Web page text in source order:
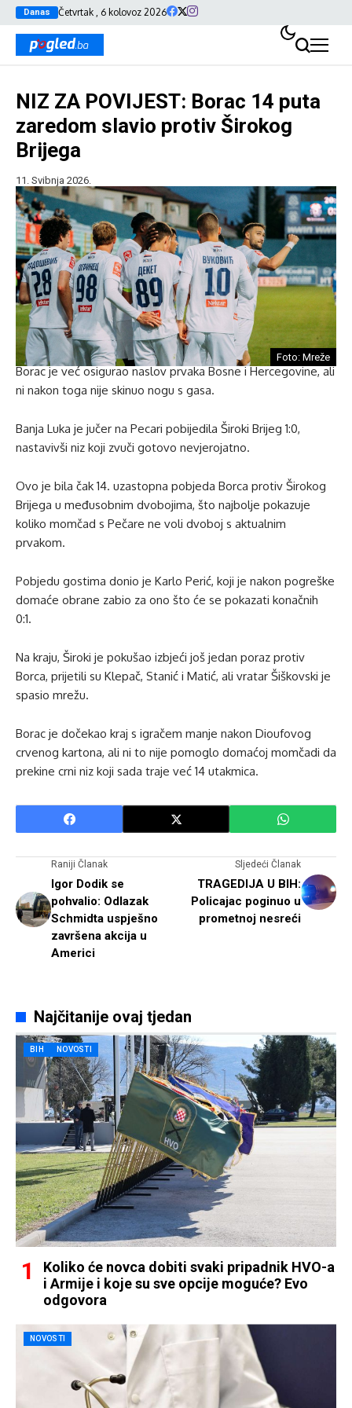
Danas Četvrtak , 6 kolovoz 2026
NIZ ZA POVIJEST: Borac 14 puta
zaredom slavio protiv Širokog
Brijega
11. Svibnja 2026.
Foto: Mreže
Borac je već osigurao naslov prvaka Bosne i Hercegovine, ali
ni nakon toga nije skinuo nogu s gasa.
Banja Luka je jučer na Pecari pobijedila Široki Brijeg 1:0,
nastavivši niz koji zvuči gotovo nevjerojatno.
Ovo je bila čak 14. uzastopna pobjeda Borca protiv Širokog
Brijega u međusobnim dvobojima, što najbolje pokazuje
koliko momčad s Pečare ne voli dvoboj s aktualnim
prvakom.
Pobjedu gostima donio je Karlo Perić, koji je nakon pogreške
domaće obrane zabio za ono što će se pokazati konačnih
0:1.
Na kraju, Široki je pokušao izbjeći još jedan poraz protiv
Borca, prijetili su Klepač, Stanić i Matić, ali vratar Šiškovski je
spasio mrežu.
Borac je dočekao kraj s igračem manje nakon Dioufovog
crvenog kartona, ali ni to nije pomoglo domaćoj momčadi da
prekine crni niz koji sada traje već 14 utakmica.
Raniji Članak
Igor Dodik se
pohvalio: Odlazak
Schmidta uspješno
završena akcija u
Americi
Sljedeći Članak
TRAGEDIJA U BIH:
Policajac poginuo u
prometnoj nesreći
Najčitanije ovaj tjedan
BIH NOVOSTI
Koliko će novca dobiti svaki pripadnik HVO-a
i Armije i koje su sve opcije moguće? Evo
odgovora
NOVOSTI